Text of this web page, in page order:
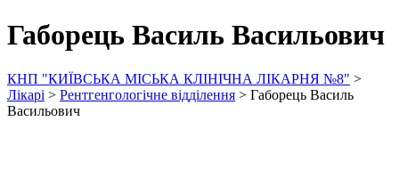
Габорець Василь Васильович
КНП "КИЇВСЬКА МІСЬКА КЛІНІЧНА ЛІКАРНЯ №8" >
Лікарі > Рентгенгологічне відділення > Габорець Василь
Васильович